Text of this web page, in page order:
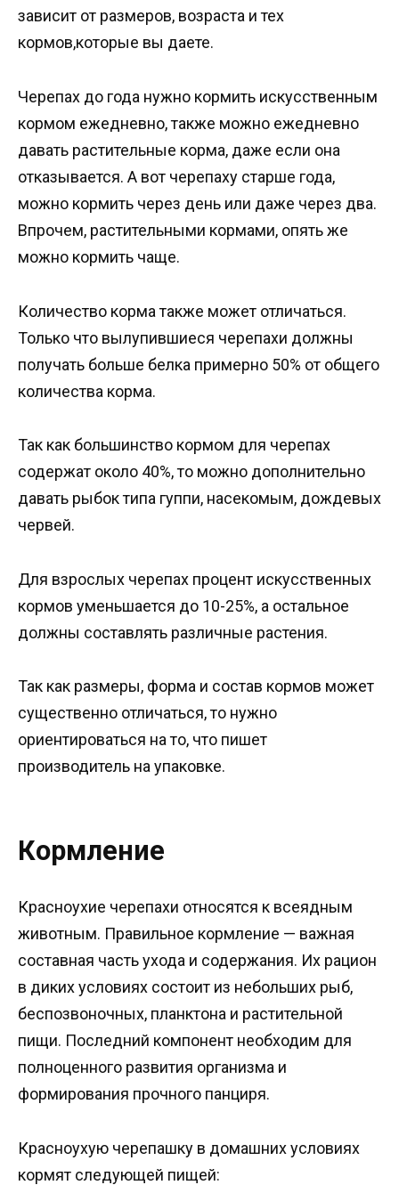
зависит от размеров, возраста и тех
кормов,которые вы даете.
Черепах до года нужно кормить искусственным
кормом ежедневно, также можно ежедневно
давать растительные корма, даже если она
отказывается. А вот черепаху старше года,
можно кормить через день или даже через два.
Впрочем, растительными кормами, опять же
можно кормить чаще.
Количество корма также может отличаться.
Только что вылупившиеся черепахи должны
получать больше белка примерно 50% от общего
количества корма.
Так как большинство кормом для черепах
содержат около 40%, то можно дополнительно
давать рыбок типа гуппи, насекомым, дождевых
червей.
Для взрослых черепах процент искусственных
кормов уменьшается до 10-25%, а остальное
должны составлять различные растения.
Так как размеры, форма и состав кормов может
существенно отличаться, то нужно
ориентироваться на то, что пишет
производитель на упаковке.
Кормление
Красноухие черепахи относятся к всеядным
животным. Правильное кормление — важная
составная часть ухода и содержания. Их рацион
в диких условиях состоит из небольших рыб,
беспозвоночных, планктона и растительной
пищи. Последний компонент необходим для
полноценного развития организма и
формирования прочного панциря.
Красноухую черепашку в домашних условиях
кормят следующей пищей: